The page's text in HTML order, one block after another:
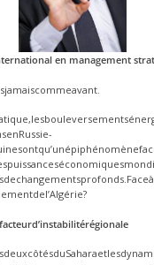
en management